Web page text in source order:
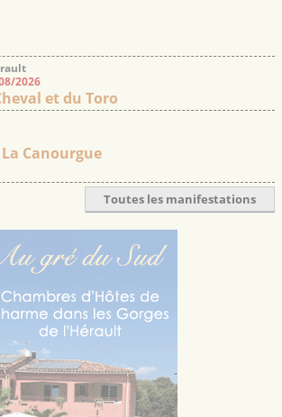
2026
et du Toro
Canourgue
Toutes les manifestations